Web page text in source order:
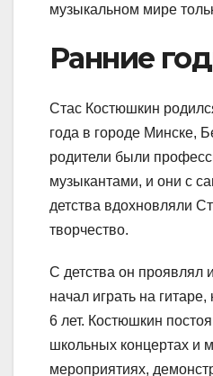
музыкальном мире
Ранние
Стас Костюшкин
года в городе Минске,
родители были
музыкантами, и они с
детства вдохновляли
творчество.
С детства он проявлял
начал играть на
6 лет. Костюшкин
школьных концертах и
мероприятиях,